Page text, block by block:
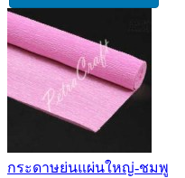
กระดาษย่นแผ่นใหญ่-ชมพู